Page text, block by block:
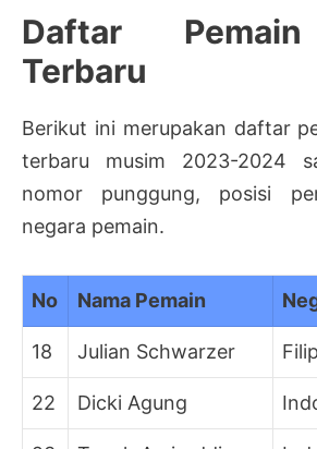
Daftar
Terbaru
Berikut ini merupakan daftar
terbaru musim 2023-2024
nomor punggung, posisi
negara pemain.
No Nama Pemain
18 Julian Schwarzer
22 Dicki Agung